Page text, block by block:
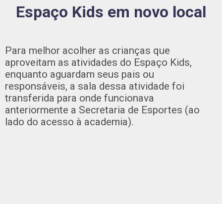
Espaço Kids em novo local
Para melhor acolher as crianças que
aproveitam as atividades do Espaço Kids,
enquanto aguardam seus pais ou
responsáveis, a sala dessa atividade foi
transferida para onde funcionava
anteriormente a Secretaria de Esportes (ao
lado do acesso à academia).